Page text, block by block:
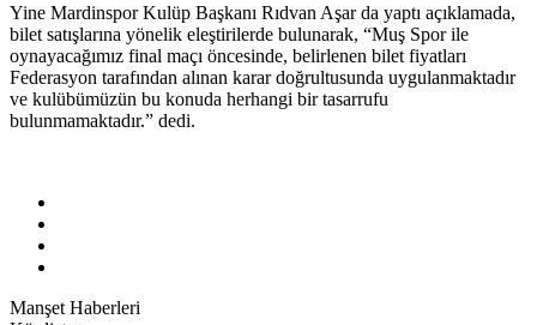
Yine Mardinspor Kulüp Başkanı Rıdvan Aşar da yaptı açıklamada,
bilet satışlarına yönelik eleştirilerde bulunarak, “Muş Spor ile
oynayacağımız final maçı öncesinde, belirlenen bilet fiyatları
Federasyon tarafından alınan karar doğrultusunda uygulanmaktadır
ve kulübümüzün bu konuda herhangi bir tasarrufu
bulunmamaktadır.” dedi.
Manşet Haberleri